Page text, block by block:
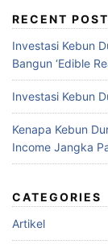
RECENT
Investasi Kebun
Bangun ‘Edible
Investasi Kebun
Kenapa Kebun
Income Jangka
CATEGORIES
Artikel